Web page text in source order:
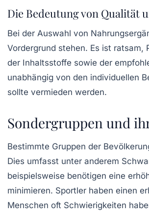
Die Bedeutung von Qualität
Bei der Auswahl von
Vordergrund stehen. Es ist
der Inhaltsstoffe sowie der
unabhängig von den individuellen
sollte vermieden werden.
Sondergruppen und
Bestimmte Gruppen der
Dies umfasst unter anderem
beispielsweise benötigen eine
minimieren. Sportler haben einen
Menschen oft Schwierigkeiten